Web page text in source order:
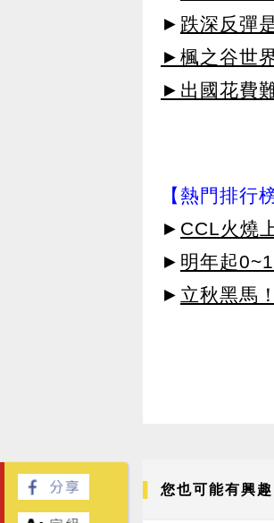
► 跌深反彈
►楓之谷世
►出國花費
【熱門排行
► CCL火燒
► 明年起
► 立秋黑馬
您也可能有興趣